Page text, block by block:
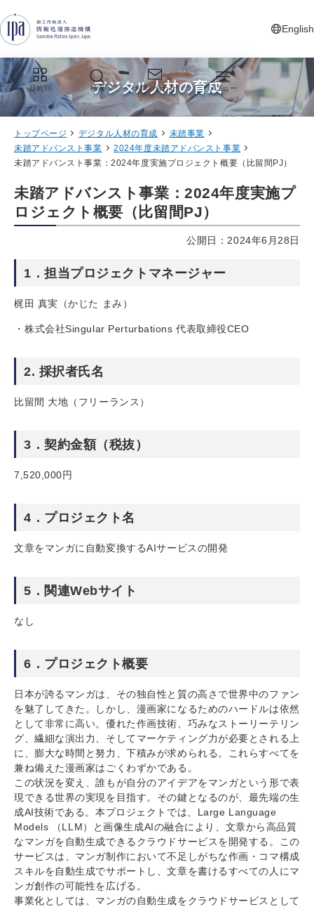
English
新しいタ
目的別 検索 お問い合わせ メニュー
デジタル人材の育成
トップページ デジタル人材の育成
未踏事業
未踏アドバンスト事業
2024年度未踏アドバンスト事業
未踏アドバンスト事業：2024年度実施プロジェクト概要（比留間PJ）
未踏アドバンスト事業：2024年度実施プ
ロジェクト概要（比留間PJ）
公開日：2024年6月28日
1．担当プロジェクトマネージャー
梶田 真実（かじた まみ）
株式会社Singular Perturbations 代表取締役CEO
2. 採択者氏名
比留間 大地（フリーランス）
3．契約金額（税抜）
7,520,000円
4．プロジェクト名
文章をマンガに自動変換するAIサービスの開発
5．関連Webサイト
なし
6．プロジェクト概要
日本が誇るマンガは、その独自性と質の高さで世界中のファン
を魅了してきた。しかし、漫画家になるためのハードルは依然
として非常に高い。優れた作画技術、巧みなストーリーテリン
グ、繊細な演出力、そしてマーケティング力が必要とされる上
に、膨大な時間と努力、下積みが求められる。これらすべてを
兼ね備えた漫画家はごくわずかである。
この状況を変え、誰もが自分のアイデアをマンガという形で表
現できる世界の実現を目指す。その鍵となるのが、最先端の生
成AI技術である。本プロジェクトでは、Large Language
Models （LLM）と画像生成AIの融合により、文章から高品質
なマンガを自動生成できるクラウドサービスを開発する。この
サービスは、マンガ制作において不足しがちな作画・コマ構成
スキルを自動生成でサポートし、文章を書けるすべての人にマ
ンガ創作の可能性を広げる。
事業化としては、マンガの自動生成をクラウドサービスとして